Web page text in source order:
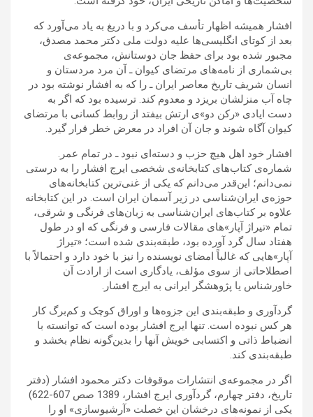
افشار همیشه اظهار تأسف می‌کرد و با دریغ به یاد می‌آورد که
بعد از کوتای انگلیسی‌ها علیه دولت ملی دکتر محمد مصدق،
مجبور شده بود برای حفظ جان دوستانش، مجموعه‌ی
بی‌شماری از نامه‌های مرتضای کیوان ـ آن مرد مردستان و
انسان شریف تاریخ معاصر ایران ـ را که به افشار نوشته بود در
چاه آب منزلشان بریزد و معدوم کند. ترسیده بود که اگر به
دست ایادی «رکن دو»‌ی ارتش بیفتد از روابط کسانی با مرتضای
کیوان آگاه شوند و جان آن افراد در معرض خطر قرار گیرد.
افشار خود اهل هیچ حزب و دسته‌ای نبود ـ در تمام عمر.
شماره‌ی کتاب‌های کتابخانه‌ی شخصی ایرج افشار را به درستی
نمی‌دانم؛ این‌قدر می‌دانم که یکی از غنی‌ترین کتابخانه‌های
حوزه‌ی ایران‌شناسی در زیر آسمان ایران است. در این کتابخانه
علاوه بر کتاب‌های ایران‌شناسی به زبان‌های فرنگی و شرقی،
تمام «تیراژ آپار»های مقالات فارسی و فرنگی که او در طول
هفتاد سال گرد آورده بود، طبقه‌بندی شده است؛ «تیراژ
آپار»‌هایی که غالباً امضای نویسنده را نیز با خود دارد و احتمالاً با
اصطلاحاتی از سوی مؤلف، یادگاری است از ارادت آن
خاورشناس یا پژوهشگر ایرانی به ایرج افشار.
گردآوری و طبقه‌بندی این جزوه‌ها و اوراق کوچک و کم‌برگ کار
هر کس نبوده است. تنها ایرج افشار بوده است که توانسته با
انضباط ذاتی و اکتسابی خویش آنها را بدین‌گونه نظام بخشد و
طبقه‌بندی کند.
اگر در مجموعه‌ی انتشارات موقوفات دکتر محمود افشار (دفتر
تاریخ، دفتر چهارم، گردآوری ایرج افشار، 1389 صص 607-622)
یکی از نمونه‌های درخشان این خصلت «آرشیوسازی» او را